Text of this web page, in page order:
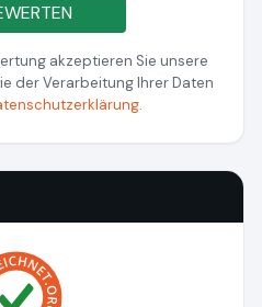
akzeptieren Sie unsere
der Verarbeitung Ihrer Daten
.